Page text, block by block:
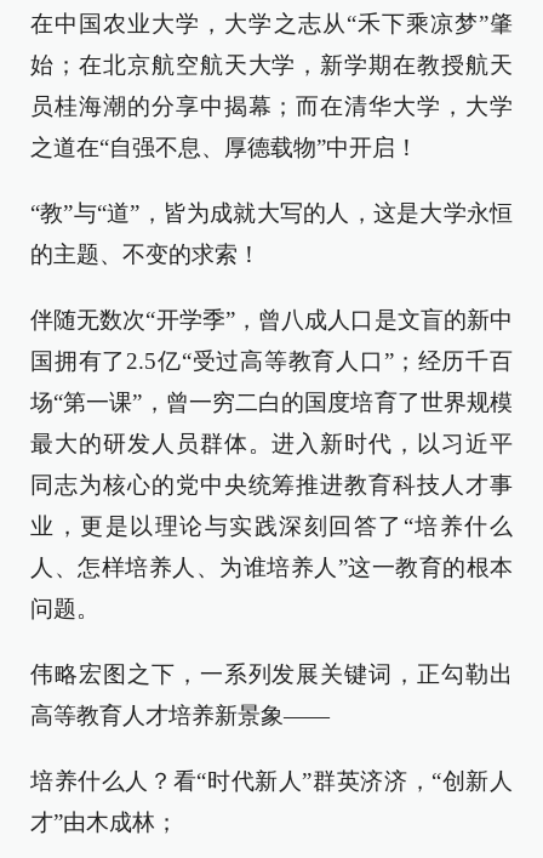
在中国农业大学，大学之志从“禾下乘凉梦”肇
始；在北京航空航天大学，新学期在教授航天
员桂海潮的分享中揭幕；而在清华大学，大学
之道在“自强不息、厚德载物”中开启！
“教”与“道”，皆为成就大写的人，这是大学永恒
的主题、不变的求索！
伴随无数次“开学季”，曾八成人口是文盲的新中
国拥有了2.5亿“受过高等教育人口”；经历千百
场“第一课”，曾一穷二白的国度培育了世界规模
最大的研发人员群体。进入新时代，以习近平
同志为核心的党中央统筹推进教育科技人才事
业，更是以理论与实践深刻回答了“培养什么
人、怎样培养人、为谁培养人”这一教育的根本
问题。
伟略宏图之下，一系列发展关键词，正勾勒出
高等教育人才培养新景象——
培养什么人？看“时代新人”群英济济，“创新人
才”由木成林；